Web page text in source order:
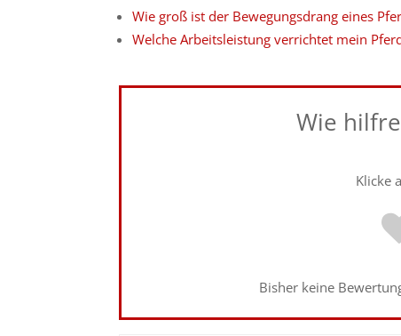
Wie groß ist der Bewegungsdrang eines
Welche Arbeitsleistung verrichtet mein
Wie
Klicke
Bisher keine